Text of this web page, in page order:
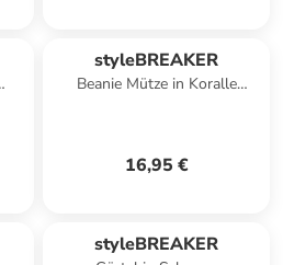
styleBREAKER
Beanie Mütze in Koralle
16,95 €
styleBREAKER